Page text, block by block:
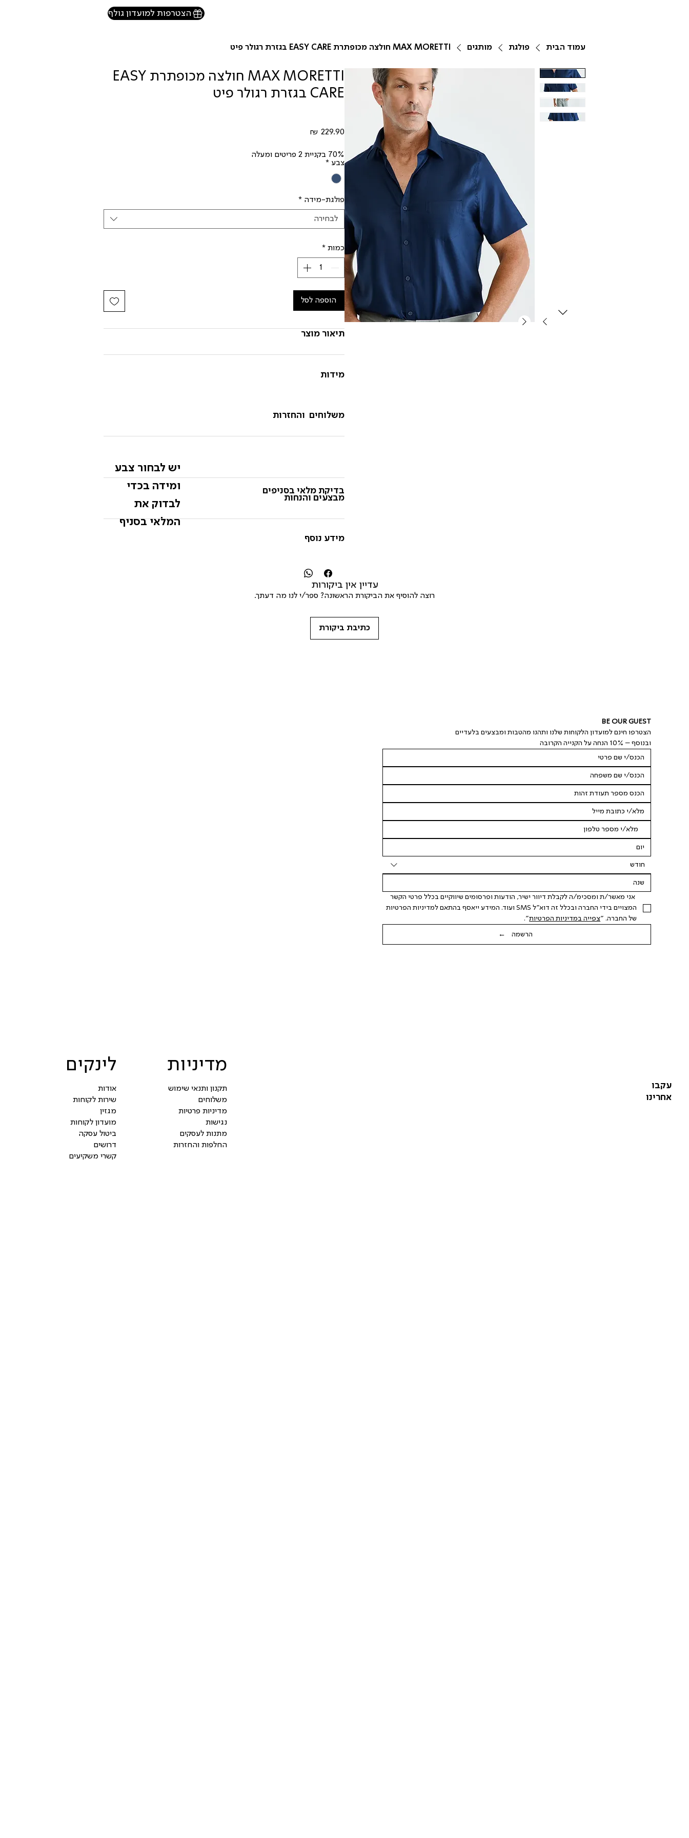
הצטרפות למועדון גולף
עמוד הבית פולגת מותגים MAX MORETTI חולצה מכופתרת EASY CARE בגזרת רגולר פיט
MAX MORETTI חולצה מכופתרת EASY
CARE בגזרת רגולר פיט
70% בקניית 2 פריטים ומעלה
צבע *
פולגת-מידה *
לבחירה
כמות *
הוספה לסל
תיאור מוצר
מידות
משלוחים והחזרות
יש לבחור צבע
ומידה בכדי
לבדוק את
המלאי בסניף
בדיקת מלאי בסניפים
מבצעים והנחות
מידע נוסף
עדיין אין ביקורות
רוצה להוסיף את הביקורת הראשונה? ספר/י לנו מה דעתך.
כתיבת ביקורת
מדיניות
תקנון ותנאי שימוש
משלוחים
מדיניות פרטיות
נגישות
מתנות לעסקים
החלפות והחזרות
לינקים
אודות
שירות לקוחות
מגזין
מועדון לקוחות
ביטול עסקה
דרושים
קשרי משקיעים
עקבו
אחרינו
BE OUR GUEST
הצטרפו חינם למועדון הלקוחות שלנו ותהנו מהטבות ומבצעים בלעדיים
ובנוסף – 10% הנחה על הקנייה הקרובה
חודש
אני מאשר/ת ומסכימ/ה לקבלת דיוור ישיר, הודעות ופרסומים שיווקיים בכלל פרטי הקשר
המצויים בידי החברה ובכלל זה דוא"ל SMS ועוד. המידע ייאסף בהתאם למדיניות הפרטיות
של החברה. "צפייה במדיניות הפרטיות".
הרשמה ←